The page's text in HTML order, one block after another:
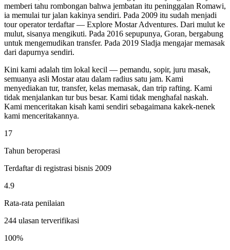
memberi tahu rombongan bahwa jembatan itu peninggalan Romawi,
ia memulai tur jalan kakinya sendiri. Pada 2009 itu sudah menjadi
tour operator terdaftar — Explore Mostar Adventures. Dari mulut ke
mulut, sisanya mengikuti. Pada 2016 sepupunya, Goran, bergabung
untuk mengemudikan transfer. Pada 2019 Sladja mengajar memasak
dari dapurnya sendiri.
Kini kami adalah tim lokal kecil — pemandu, sopir, juru masak,
semuanya asli Mostar atau dalam radius satu jam. Kami
menyediakan tur, transfer, kelas memasak, dan trip rafting. Kami
tidak menjalankan tur bus besar. Kami tidak menghafal naskah.
Kami menceritakan kisah kami sendiri sebagaimana kakek-nenek
kami menceritakannya.
17
Tahun beroperasi
Terdaftar di registrasi bisnis 2009
4.9
Rata-rata penilaian
244 ulasan terverifikasi
100%